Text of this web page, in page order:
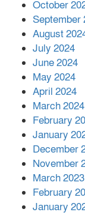
October
September
August
July 2024
June 2024
May 2024
April 2024
March 2024
February
January
December
November
March 2023
February
January